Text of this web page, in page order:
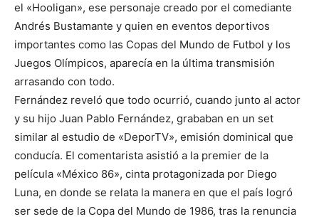
el «Hooligan», ese personaje creado por el comediante
Andrés Bustamante y quien en eventos deportivos
importantes como las Copas del Mundo de Futbol y los
Juegos Olímpicos, aparecía en la última transmisión
arrasando con todo.
Fernández reveló que todo ocurrió, cuando junto al actor
y su hijo Juan Pablo Fernández, grababan en un set
similar al estudio de «DeporTV», emisión dominical que
conducía. El comentarista asistió a la premier de la
película «México 86», cinta protagonizada por Diego
Luna, en donde se relata la manera en que el país logró
ser sede de la Copa del Mundo de 1986, tras la renuncia